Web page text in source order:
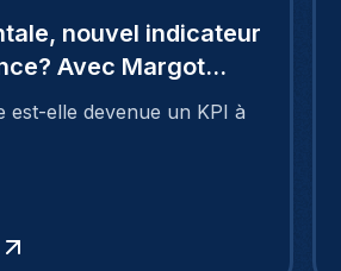
nouvel indicateur
Avec Margot
est-elle devenue un KPI à